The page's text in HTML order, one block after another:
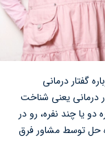
گفتار درمانی
درمانی یعنی شناخت
یا چند نفره، رو در
حل توسط مشاور فرق